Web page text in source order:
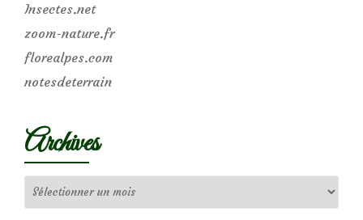
Insectes.net
zoom-nature.fr
florealpes.com
notesdeterrain
Archives